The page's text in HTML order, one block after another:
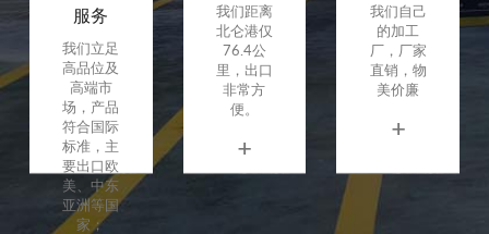
服务
我们立足
高品位及
高端市
场，产品
符合国际
标准，主
要出口欧
美、中东
亚洲等国
家；
我们距离
北仑港仅
76.4公
里，出口
非常方
便。
+
我们自己
的加工
厂，厂家
直销，物
美价廉
+